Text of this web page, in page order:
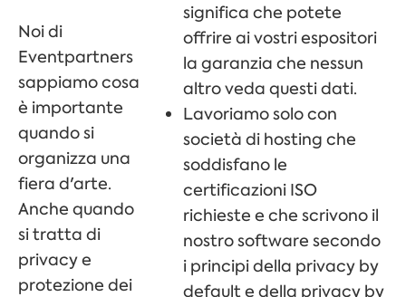
Noi di
Eventpartners
sappiamo cosa
è importante
quando si
organizza una
fiera d'arte.
Anche quando
si tratta di
privacy e
protezione dei
significa che potete
offrire ai vostri espositori
la garanzia che nessun
altro veda questi dati.
Lavoriamo solo con
società di hosting che
soddisfano le
certificazioni ISO
richieste e che scrivono il
nostro software secondo
i principi della privacy by
default e della privacy by